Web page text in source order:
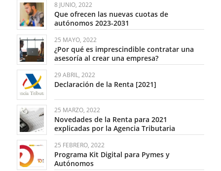
8 JUNIO, 2022
Que ofrecen las nuevas cuotas de
autónomos 2023-2031
25 MAYO, 2022
¿Por qué es imprescindible contratar una
asesoría al crear una empresa?
29 ABRIL, 2022
Declaración de la Renta [2021]
25 MARZO, 2022
Novedades de la Renta para 2021
explicadas por la Agencia Tributaria
25 FEBRERO, 2022
Programa Kit Digital para Pymes y
Autónomos